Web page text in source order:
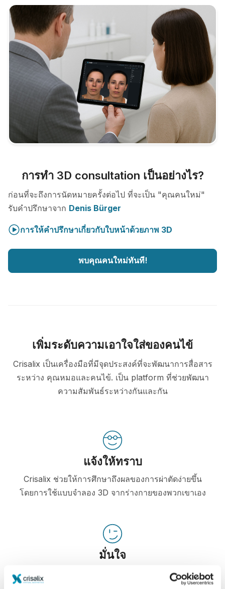
การทำ 3D consultation เป็นอย่างไร?
ก่อนที่จะถึงการนัดหมายครั้งต่อไป ที่จะเป็น "คุณคนใหม่"
รับคำปรึกษาจาก Denis Bürger
การให้คำปรึกษาเกี่ยวกับใบหน้าด้วยภาพ 3D
พบคุณคนใหม่ทันที!
เพิ่มระดับความเอาใจใส่ของคนไข้
Crisalix เป็นเครื่องมือที่มีจุดประสงค์ที่จะพัฒนาการสื่อสาร
ระหว่าง คุณหมอและคนไข้. เป็น platform ที่ช่วยพัฒนา
ความสัมพันธ์ระหว่างกันและกัน
แจ้งให้ทราบ
Crisalix ช่วยให้การศึกษาถึงผลของการผ่าตัดง่ายขึ้น
โดยการใช้แบบจำลอง 3D จากร่างกายของพวกเขาเอง
มั่นใจ
การมีส่วนร่วมในกระบวนการตัดสินใจช่วยให้คนไข้